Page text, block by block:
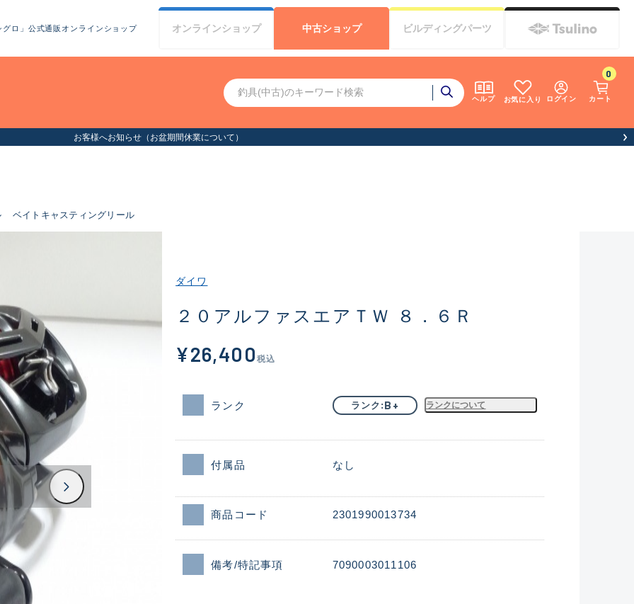
ロ」公式通販オンラインショップ
ヘルプ お気に入り ログイン カート
0
オンラインショップ 中古ショップ ビルディングパーツ
ベイトキャスティングリール
ダイワ
２０アルファスエアＴＷ ８．６Ｒ
¥26,400 税込
ランク ランク B+ ランクについて
付属品 なし
商品コード 2301990013734
備考/特記事項 7090003011106